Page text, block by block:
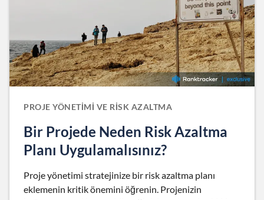
PROJE YÖNETIMI VE RISK AZALTMA
Bir Projede Neden Risk Azaltma
Planı Uygulamalısınız?
Proje yönetimi stratejinize bir risk azaltma planı
eklemenin kritik önemini öğrenin. Projenizin